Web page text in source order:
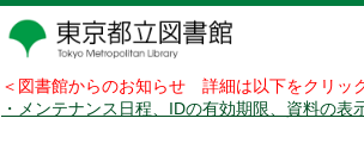
＜図書館からのお知らせ 詳細は以下をクリッ
・メンテナンス日程、IDの有効期限、資料の